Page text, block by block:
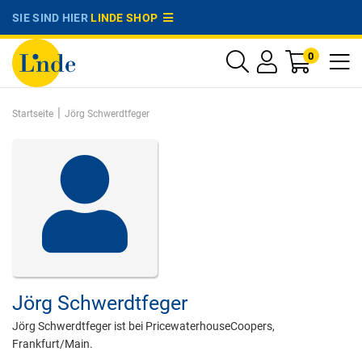
SIE SIND HIERLINDE SHOP
0
Startseite | Jörg Schwerdtfeger
Jörg Schwerdtfeger
Jörg Schwerdtfeger ist bei PricewaterhouseCoopers,
Frankfurt/Main.